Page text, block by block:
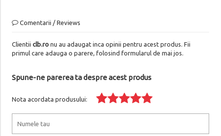
Comentarii / Reviews
Clientii clb.ronu au adaugat inca opinii pentru acest produs. Fii
primul care adauga o parere, folosind formularul de mai jos.
Spune-ne parerea ta despre acest produs
Nota acordata produsului: